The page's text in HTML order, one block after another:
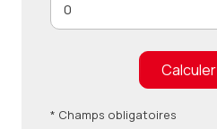
Calculer
* Champs obligatoires